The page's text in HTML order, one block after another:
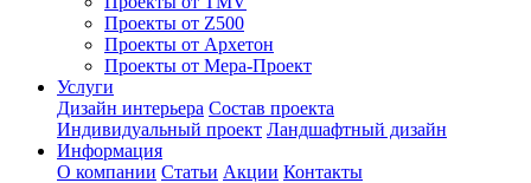
Проекты от Z500
Проекты от Архетон
Проекты от Мера-Проект
Услуги
Дизайн интерьера Состав проекта
Индивидуальный проект Ландшафтный дизайн
Информация
О компании Статьи Акции Контакты